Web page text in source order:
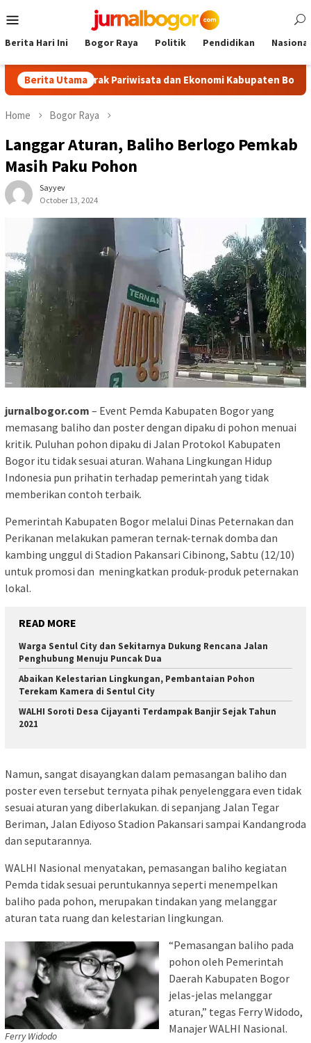
to
Menu
Berita Hari Ini Bogor Raya Politik Pendidikan Nasional
Berita Utama
Pariwisata dan Ekonomi Kabupaten Bogor
Home Bogor Raya
Langgar Aturan, Baliho Berlogo Pemkab
Masih Paku Pohon
Sayyev
October 13, 2024
jurnalbogor.com – Event Pemda Kabupaten Bogor yang
memasang baliho dan poster dengan dipaku di pohon menuai
kritik. Puluhan pohon dipaku di Jalan Protokol Kabupaten
Bogor itu tidak sesuai aturan. Wahana Lingkungan Hidup
Indonesia pun prihatin terhadap pemerintah yang tidak
memberikan contoh terbaik.
Pemerintah Kabupaten Bogor melalui Dinas Peternakan dan
Perikanan melakukan pameran ternak-ternak domba dan
kambing unggul di Stadion Pakansari Cibinong, Sabtu (12/10)
untuk promosi dan meningkatkan produk-produk peternakan
lokal.
READ MORE
Warga Sentul City dan Sekitarnya Dukung Rencana Jalan
Penghubung Menuju Puncak Dua
Abaikan Kelestarian Lingkungan, Pembantaian Pohon
Terekam Kamera di Sentul City
WALHI Soroti Desa Cijayanti Terdampak Banjir Sejak Tahun
2021
Namun, sangat disayangkan dalam pemasangan baliho dan
poster even tersebut ternyata pihak penyelenggara even tidak
sesuai aturan yang diberlakukan. di sepanjang Jalan Tegar
Beriman, Jalan Ediyoso Stadion Pakansari sampai Kandangroda
dan seputarannya.
WALHI Nasional menyatakan, pemasangan baliho kegiatan
Pemda tidak sesuai peruntukannya seperti menempelkan
baliho pada pohon, merupakan tindakan yang melanggar
aturan tata ruang dan kelestarian lingkungan.
Ferry Widodo
“Pemasangan baliho pada
pohon oleh Pemerintah
Daerah Kabupaten Bogor
jelas-jelas melanggar
aturan,” tegas Ferry Widodo,
Manajer WALHI Nasional.